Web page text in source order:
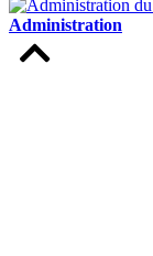
Administration